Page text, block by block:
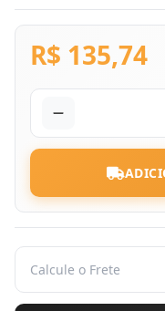
R$ 135,74